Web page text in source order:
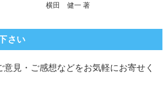
横田 健一 著
さい
見・ご感想などをお気軽にお寄せく